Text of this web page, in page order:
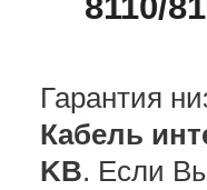
Гарантия
Кабель
KB. Если